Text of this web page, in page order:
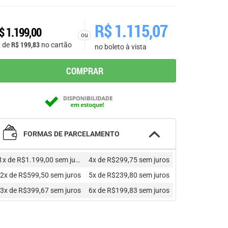
1.199,00
deR$ 199,83 no cartão
ou R$1.115,07
no boleto à vista
COMPRAR
FORMAS DE PARCELAMENTO
de R$1.199,00 sem juros
2x de R$599,50 sem juros
3x de R$399,67sem juros
4x de R$299,75sem juros
5x de R$239,80 sem juros
6x de R$199,83 sem juros